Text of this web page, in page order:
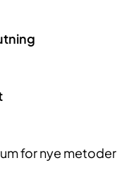
for nye metoder